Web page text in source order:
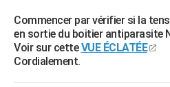
Commencer par vérifier si la
en sortie du boitier antiparasite
Voir sur cetteVUE ÉCLATÉE
Cordialement.